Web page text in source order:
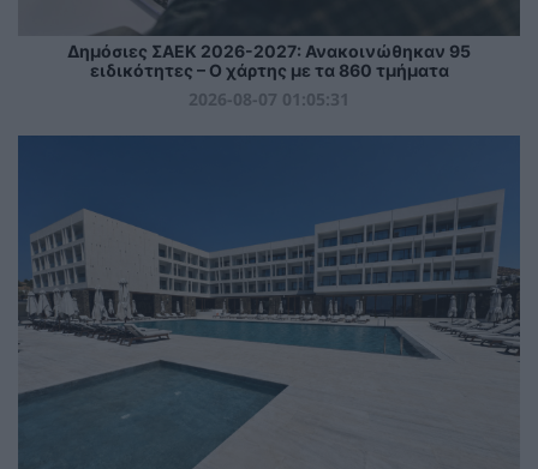
Δημόσιες ΣΑΕΚ 2026-2027: Ανακοινώθηκαν 95
ειδικότητες – Ο χάρτης με τα 860 τμήματα
2026-08-07 01:05:31